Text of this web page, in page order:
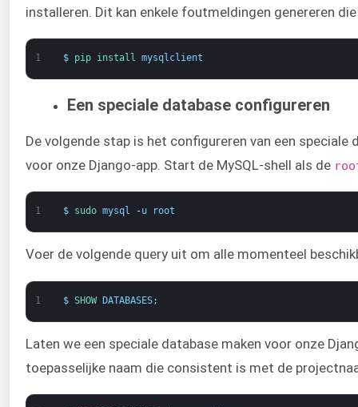
installeren. Dit kan enkele foutmeldingen genereren
1 $ pip install mysqlclient
Een speciale database configureren
De volgende stap is het configureren van een speciale
voor onze Django-app. Start de MySQL-shell als de
1 $ sudo mysql -u root
Voer de volgende query uit om alle momenteel
1 $ SHOW DATABASES;
Laten we een speciale database maken voor onze
toepasselijke naam die consistent is met de